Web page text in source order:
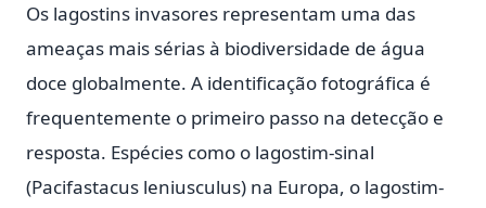
Os lagostins invasores representam uma das
ameaças mais sérias à biodiversidade de água
doce globalmente. A identificação fotográfica é
frequentemente o primeiro passo na detecção e
resposta. Espécies como o lagostim-sinal
(Pacifastacus leniusculus) na Europa, o lagostim-